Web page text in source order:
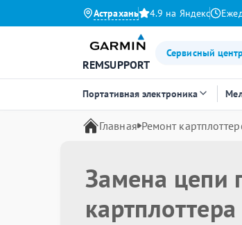
Астрахань 4.9 на Яндекс
REMSUPPORT
Сервисный
Портативная электроника
Главная Ремонт
Замена цепи
картплоттера